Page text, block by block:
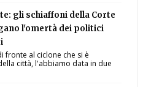
gli schiaffoni della Corte
l'omertà dei politici
fronte al ciclone che si è
città, l'abbiamo data in due